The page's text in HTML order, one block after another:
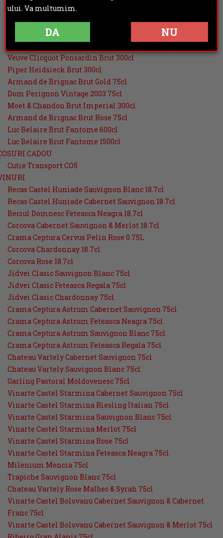
Dom Ruinart Rose 2007 75cl
Krug Rose 75cl
Dom Perignon Vintage Gift Box 75cl
Veuve Clicquot Ponsardin Brut 300cl
Piper Heidsieck Brut 300cl
Armand de Brignac Brut Gold 75cl
Dom Perignon Vintage 2003 75cl
Moet & Chandon Brut Imperial 300cl
Armand de Brignac Brut Rose 75cl
Luc Belaire Brut Fantome 600cl
Luc Belaire Brut Fantome 1500cl
CADOU
Cutie Transport CO5
Recas Castel Huniade Sauvignon Blanc 18.7cl
Recas Castel Huniade Cabernet Sauvignon 18.7cl
Beciul Domnesc Feteasca Neagra 18.7cl
Corcova Cabernet Sauvignon & Merlot 18.7cl
Crama Ceptura Cervus Pelin Rose 0.75L
Corcova Chardonnay 18.7cl
Corcova Rose 18.7cl
Jidvei Clasic Sauvignon Blanc 75cl
Jidvei Clasic Feteasca Regala 75cl
Jidvei Clasic Chardonnay 75cl
Crama Ceptura Astrum Cabernet Sauvignon 75cl
Crama Ceptura Astrum Feteasca Neagra 75cl
Crama Ceptura Astrum Sauvignon Blanc 75cl
Crama Ceptura Astrum Feteasca Regala 75cl
Chateau Vartely Cabernet Sauvignon 75cl
Chateau Vartely Sauvignon Blanc 75cl
Garling Pastoral Moldovenesc 75cl
Vinarte Castel Starmina Cabernet Sauvignon 75cl
Vinarte Castel Starmina Riesling Italian 75cl
Vinarte Castel Starmina Sauvignon Blanc 75cl
Vinarte Castel Starmina Merlot 75cl
Vinarte Castel Starmina Rose 75cl
Vinarte Castel Starmina Feteasca Neagra 75cl
Milenium Mencia 75cl
Trapiche Sauvignon Blanc 75cl
Chateau Vartely Rose Malbec & Syrah 75cl
Vinarte Castel Bolovanu Cabernet Sauvignon & Cabernet
Franc 75cl
Vinarte Castel Bolovanu Cabernet Sauvignon & Merlot 75cl
ului. Va multumim.
DA NU